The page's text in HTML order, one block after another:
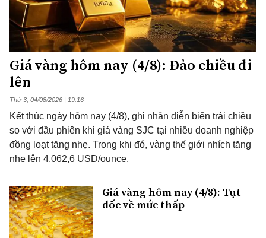
Giá vàng hôm nay (4/8): Đảo chiều đi
lên
Thứ 3, 04/08/2026 | 19:16
Kết thúc ngày hôm nay (4/8), ghi nhận diễn biến trái chiều
so với đầu phiên khi giá vàng SJC tại nhiều doanh nghiệp
đồng loạt tăng nhẹ. Trong khi đó, vàng thế giới nhích tăng
nhẹ lên 4.062,6 USD/ounce.
Giá vàng hôm nay (4/8): Tụt
dốc về mức thấp